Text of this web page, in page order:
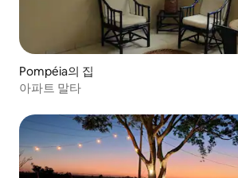
Pompéia의 집
아파트 말타